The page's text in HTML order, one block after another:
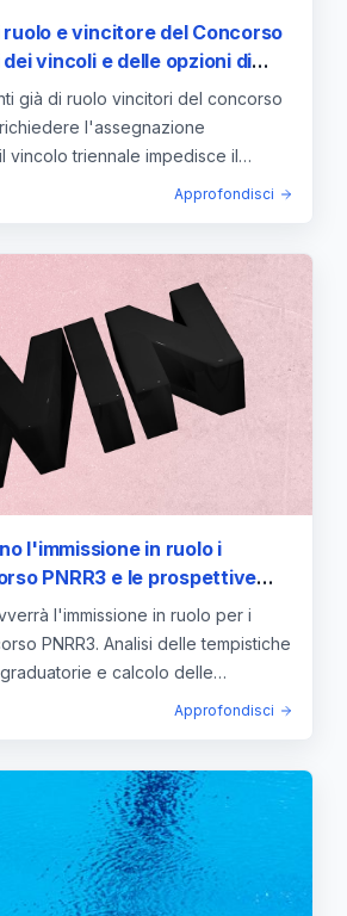
e vincitore del Concorso
dei vincoli e delle opzioni di
a casa
già di ruolo vincitori del concorso
l'assegnazione
vincolo triennale impedisce il
Approfondisci
l'immissione in ruolo i
PNRR3 e le prospettive
l'immissione in ruolo per i
PNRR3. Analisi delle tempistiche
e calcolo delle
Approfondisci